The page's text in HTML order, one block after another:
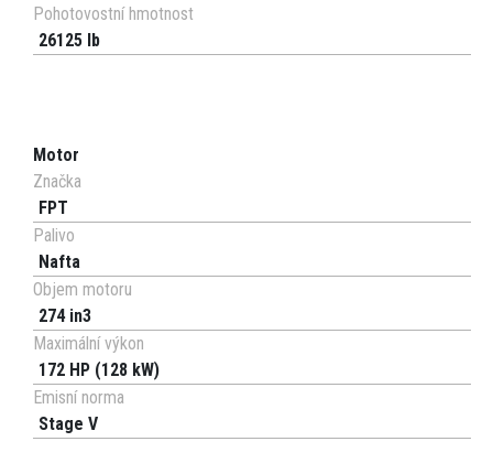
Pohotovostní hmotnost
26125 lb
Motor
Značka
FPT
Palivo
Nafta
Objem motoru
274 in3
Maximální výkon
172 HP (128 kW)
Emisní norma
Stage V